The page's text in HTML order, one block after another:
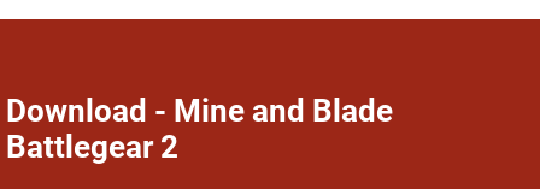
Download - Mine and Blade
Battlegear 2